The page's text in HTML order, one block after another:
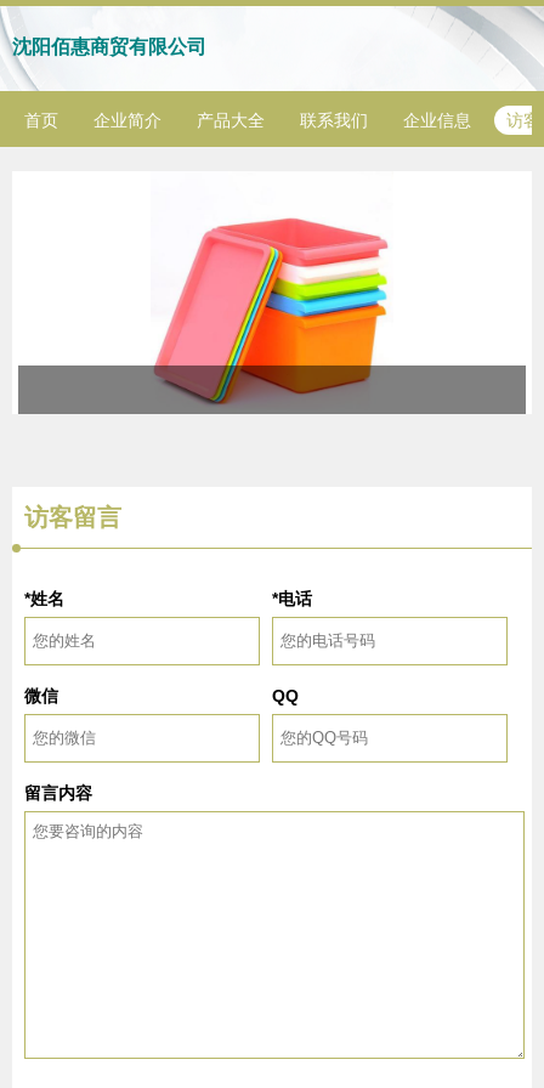
沈阳佰惠商贸有限公司
首页 企业简介 产品大全 联系我们 企业信息 访客
访客留言
*姓名 *电话
微信 QQ
留言内容